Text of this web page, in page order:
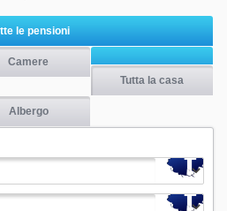
le pensioni
Camere
Tutta la casa
Albergo